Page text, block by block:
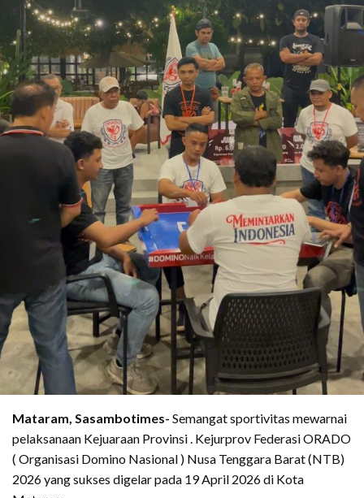
Mataram, Sasambotimes- Semangat sportivitas mewarnai
pelaksanaan Kejuaraan Provinsi . Kejurprov Federasi ORADO
( Organisasi Domino Nasional ) Nusa Tenggara Barat (NTB)
2026 yang sukses digelar pada 19 April 2026 di Kota